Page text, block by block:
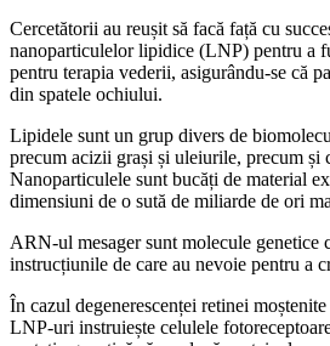
Cercetătorii au reușit să facă față cu
nanoparticulelor lipidice (LNP) pentru a
pentru terapia vederii, asigurându-se că
din spatele ochiului.
Lipidele sunt un grup divers de
precum acizii grași și uleiurile, precum și
Nanoparticulele sunt bucăți de material
dimensiuni de o sută de miliarde de ori
ARN-ul mesager sunt molecule genetice
instrucțiunile de care au nevoie pentru a
În cazul degenerescenței retinei
LNP-uri instruiește celulele